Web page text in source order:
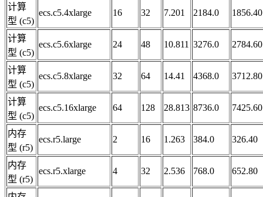
计算
型 (c5)
ecs.c5.4xlarge 16 32 7.201 2184.0 1856.40
计算
型 (c5)
ecs.c5.6xlarge 24 48 10.811 3276.0 2784.60
计算
型 (c5)
ecs.c5.8xlarge 32 64 14.41 4368.0 3712.80
计算
型 (c5)
ecs.c5.16xlarge 64 128 28.813 8736.0 7425.60
内存
型 (r5)
ecs.r5.large 2 16 1.263 384.0 326.40
内存
型 (r5)
ecs.r5.xlarge 4 32 2.536 768.0 652.80